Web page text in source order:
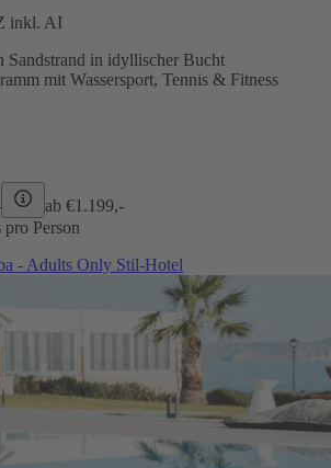
inkl. AI
Sandstrand in idyllischer Bucht
mit Wassersport, Tennis & Fitness
ab €1.199,-
pro Person
- Adults Only Stil-Hotel